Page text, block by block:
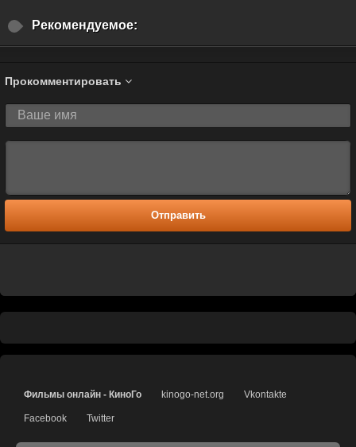
Рекомендуемое:
Прокомментировать
Отправить
Фильмы онлайн - КиноГо kinogo-net.org Vkontakte
Facebook Twitter